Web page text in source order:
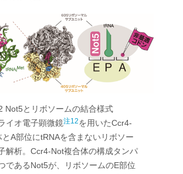
Not5とリボソームの結合様式
イオ電子顕微鏡注12を用いたCcr4-
とA部位にtRNAを含まないリボソー
解析。Ccr4-Not複合体の構成タンパ
であるNot5が、リボソームのE部位